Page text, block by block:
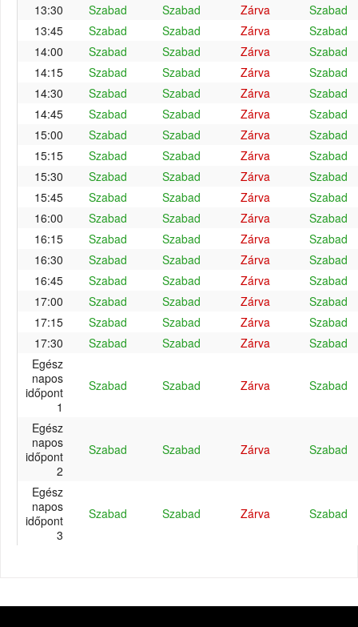
13:30
Szabad Szabad Zárva
Szabad
13:45
Szabad Szabad Zárva
Szabad
14:00
Szabad Szabad Zárva
Szabad
14:15
Szabad Szabad Zárva
Szabad
14:30
Szabad Szabad Zárva
Szabad
14:45
Szabad Szabad Zárva
Szabad
15:00
Szabad Szabad Zárva
Szabad
15:15
Szabad Szabad Zárva
Szabad
15:30
Szabad Szabad Zárva
Szabad
15:45
Szabad Szabad Zárva
Szabad
16:00
Szabad Szabad Zárva
Szabad
16:15
Szabad Szabad Zárva
Szabad
16:30
Szabad Szabad Zárva
Szabad
16:45
Szabad Szabad Zárva
Szabad
17:00
Szabad Szabad Zárva
Szabad
17:15
Szabad Szabad Zárva
Szabad
17:30
Szabad Szabad Zárva
Szabad
Egész
napos
időpont
1
Szabad Szabad Zárva Szabad
Egész
napos
időpont
2
Szabad Szabad Zárva Szabad
Egész
napos
időpont
3
Szabad Szabad Zárva Szabad